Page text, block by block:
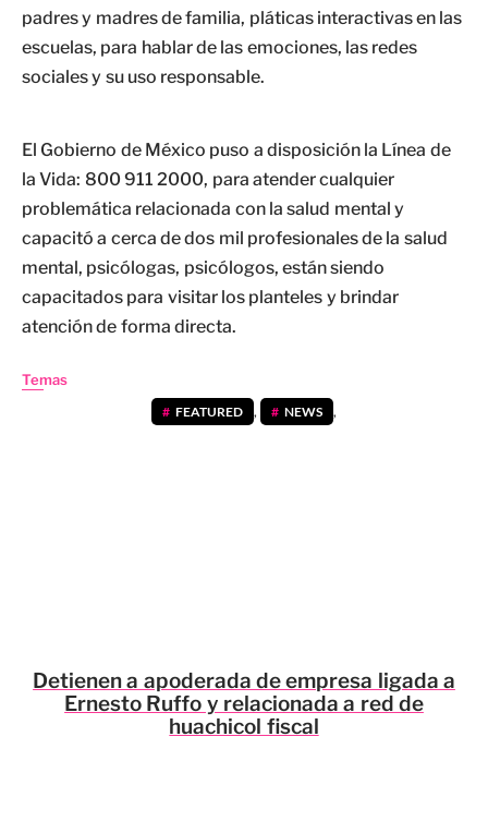
padres y madres de familia, pláticas interactivas en las
escuelas, para hablar de las emociones, las redes
sociales y su uso responsable.
El Gobierno de México puso a disposición la Línea de
la Vida: 800 911 2000, para atender cualquier
problemática relacionada con la salud mental y
capacitó a cerca de dos mil profesionales de la salud
mental, psicólogas, psicólogos, están siendo
capacitados para visitar los planteles y brindar
atención de forma directa.
Temas
FEATURED , NEWS ,
Detienen a apoderada de empresa ligada a
Ernesto Ruffo y relacionada a red de
huachicol fiscal